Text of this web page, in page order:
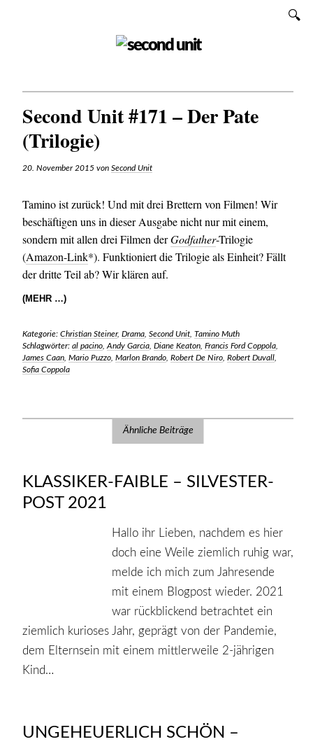
Second Unit #171 – Der Pate
(Trilogie)
20. November 2015 von Second Unit
Tamino ist zurück! Und mit drei Brettern von Filmen! Wir
beschäftigen uns in dieser Ausgabe nicht nur mit einem,
sondern mit allen drei Filmen derGodfather-Trilogie
(Amazon-Link*). Funktioniert die Trilogie als Einheit? Fällt
der dritte Teil ab? Wir klären auf.
(MEHR …)
Kategorie: Christian Steiner, Drama, Second Unit, Tamino Muth
Schlagwörter: al pacino, Andy Garcia, Diane Keaton, Francis Ford Coppola,
James Caan, Mario Puzzo, Marlon Brando, Robert De Niro, Robert Duvall,
Sofia Coppola
Ähnliche Beiträge
KLASSIKER-FAIBLE – SILVESTER-
POST 2021
Hallo ihr Lieben, nachdem es hier
doch eine Weile ziemlich ruhig war,
melde ich mich zum Jahresende
mit einem Blogpost wieder. 2021
war rückblickend betrachtet ein
ziemlich kurioses Jahr, geprägt von der Pandemie,
dem Elternsein mit einem mittlerweile 2-jährigen
Kind…
UNGEHEUERLICH SCHÖN –